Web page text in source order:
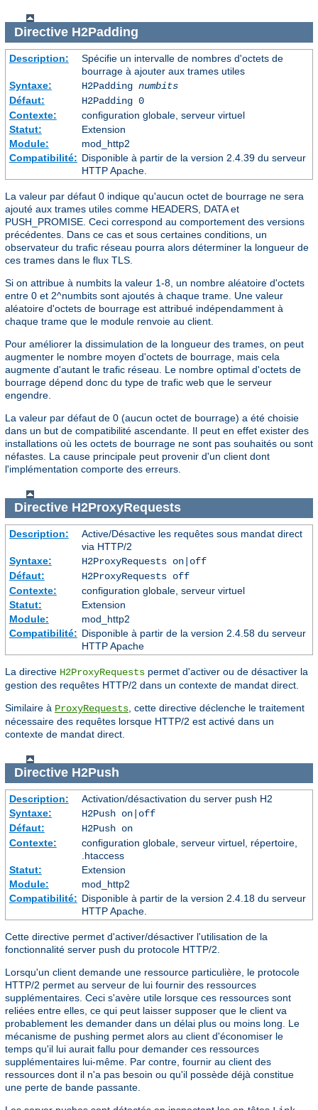
Directive H2Padding
Description:
Spécifie un intervalle de nombres d'octets de
bourrage à ajouter aux trames utiles
Syntaxe:
H2Padding numbits
Défaut:
H2Padding 0
Contexte:
configuration globale, serveur virtuel
Statut:
Extension
Module:
mod_http2
Compatibilité: Disponible à partir de la version 2.4.39 du serveur
HTTP Apache.
La valeur par défaut 0 indique qu'aucun octet de bourrage ne sera
ajouté aux trames utiles comme HEADERS, DATA et
PUSH_PROMISE. Ceci correspond au comportement des versions
précédentes. Dans ce cas et sous certaines conditions, un
observateur du trafic réseau pourra alors déterminer la longueur de
ces trames dans le flux TLS.
Si on attribue à numbits la valeur 1-8, un nombre aléatoire d'octets
entre 0 et 2^numbits sont ajoutés à chaque trame. Une valeur
aléatoire d'octets de bourrage est attribué indépendamment à
chaque trame que le module renvoie au client.
Pour améliorer la dissimulation de la longueur des trames, on peut
augmenter le nombre moyen d'octets de bourrage, mais cela
augmente d'autant le trafic réseau. Le nombre optimal d'octets de
bourrage dépend donc du type de trafic web que le serveur
engendre.
La valeur par défaut de 0 (aucun octet de bourrage) a été choisie
dans un but de compatibilité ascendante. Il peut en effet exister des
installations où les octets de bourrage ne sont pas souhaités ou sont
néfastes. La cause principale peut provenir d'un client dont
l'implémentation comporte des erreurs.
Directive H2ProxyRequests
Description:
Active/Désactive les requêtes sous mandat direct
via HTTP/2
Syntaxe:
H2ProxyRequests on|off
Défaut:
H2ProxyRequests off
Contexte:
configuration globale, serveur virtuel
Statut:
Extension
Module:
mod_http2
Compatibilité: Disponible à partir de la version 2.4.58 du serveur
HTTP Apache
La directive H2ProxyRequests permet d'activer ou de désactiver la
gestion des requêtes HTTP/2 dans un contexte de mandat direct.
Similaire à ProxyRequests , cette directive déclenche le traitement
nécessaire des requêtes lorsque HTTP/2 est activé dans un
contexte de mandat direct.
Directive H2Push
Description:
Activation/désactivation du server push H2
Syntaxe:
H2Push on|off
Défaut:
H2Push on
Contexte:
configuration globale, serveur virtuel, répertoire,
.htaccess
Statut:
Extension
Module:
mod_http2
Compatibilité: Disponible à partir de la version 2.4.18 du serveur
HTTP Apache.
Cette directive permet d'activer/désactiver l'utilisation de la
fonctionnalité server push du protocole HTTP/2.
Lorsqu'un client demande une ressource particulière, le protocole
HTTP/2 permet au serveur de lui fournir des ressources
supplémentaires. Ceci s'avère utile lorsque ces ressources sont
reliées entre elles, ce qui peut laisser supposer que le client va
probablement les demander dans un délai plus ou moins long. Le
mécanisme de pushing permet alors au client d'économiser le
temps qu'il lui aurait fallu pour demander ces ressources
supplémentaires lui-même. Par contre, fournir au client des
ressources dont il n'a pas besoin ou qu'il possède déjà constitue
une perte de bande passante.